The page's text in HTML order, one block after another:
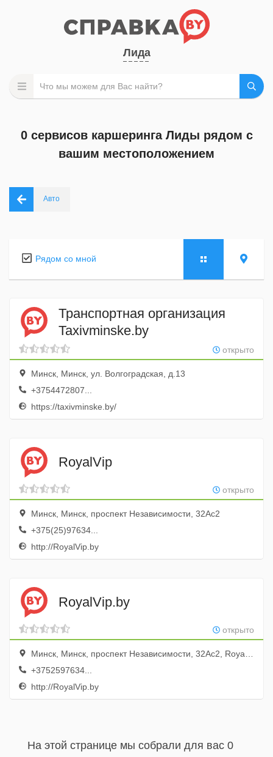
Лида
0 сервисов каршеринга Лиды рядом с
вашим местоположением
Авто
Рядом со мной
Транспортная организация
Taxivminske.by
открыто
Минск, Минск, ул. Волгоградская, д.13
+3754472807...
https://taxivminske.by/
RoyalVip
открыто
Минск, Минск, проспект Независимости, 32Ас2
+375(25)97634...
http://RoyalVip.by
RoyalVip.by
открыто
Минск, Минск, проспект Независимости, 32Ас2, RoyalVip
+3752597634...
http://RoyalVip.by
На этой странице мы собрали для вас 0